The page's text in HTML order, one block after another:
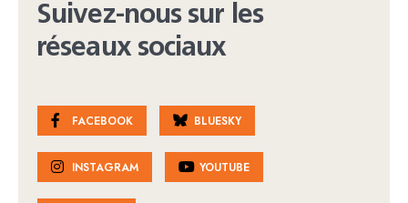
Suivez-nous sur les
réseaux sociaux
FACEBOOK BLUESKY
INSTAGRAM YOUTUBE